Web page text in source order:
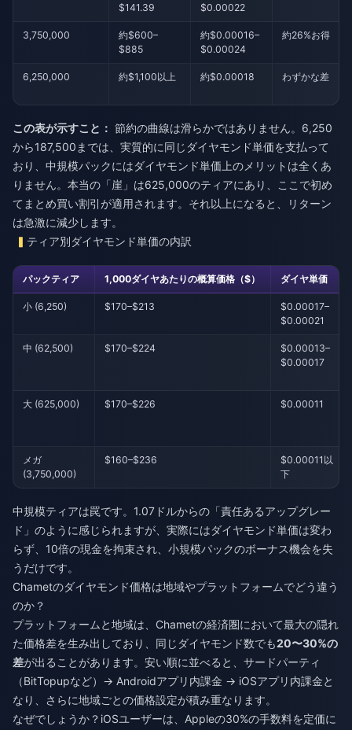
$141.39
$0.00022
3,750,000
約$600–
$885
約$0.00016–
$0.00024
約26%お得
6,250,000 約$1,100以上 約$0.00018 わずかな差
この表が示すこと： 節約の曲線は滑らかではありません。6,250
から187,500までは、実質的に同じダイヤモンド単価を支払って
おり、中規模パックにはダイヤモンド単価上のメリットは全くあ
りません。本当の「崖」は625,000のティアにあり、ここで初め
てまとめ買い割引が適用されます。それ以上になると、リターン
は急激に減少します。
ティア別ダイヤモンド単価の内訳
パックティア 1,000ダイヤあたりの概算価格（$） ダイヤ単価
小 (6,250) $170–$213
$0.00017–
$0.00021
中 (62,500) $170–$224
$0.00013–
$0.00017
大 (625,000) $170–$226 $0.00011
メガ
(3,750,000)
$160–$236
$0.00011以
下
中規模ティアは罠です。1.07ドルからの「責任あるアップグレー
ド」のように感じられますが、実際にはダイヤモンド単価は変わ
らず、10倍の現金を拘束され、小規模パックのボーナス機会を失
うだけです。
Chametのダイヤモンド価格は地域やプラットフォームでどう違う
のか？
プラットフォームと地域は、Chametの経済圏において最大の隠れ
た価格差を生み出しており、同じダイヤモンド数でも20〜30%の
差が出ることがあります。安い順に並べると、サードパーティ
（BitTopupなど）→ Androidアプリ内課金 → iOSアプリ内課金と
なり、さらに地域ごとの価格設定が積み重なります。
なぜでしょうか？iOSユーザーは、Appleの30%の手数料を定価に